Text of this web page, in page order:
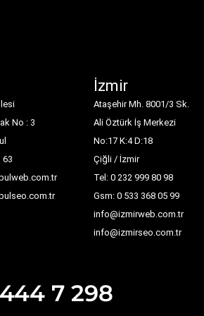
No : 3
63
İzmir
Ataşehir Mh. 8001/3 Sk.
Ali Öztürk İş Merkezi
No:17 K:4 D:18
Çiğli / İzmir
Tel: 0 232 999 80 98
Gsm: 0 533 368 05 99
info@izmirweb.com.tr
info@izmirseo.com.tr